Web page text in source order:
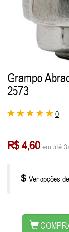
Grampo
2573
0
R$ 4,60 em até
Ver opções